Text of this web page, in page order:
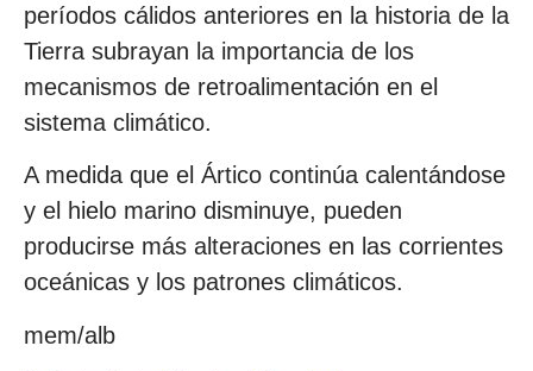
períodos cálidos anteriores en la historia de la
Tierra subrayan la importancia de los
mecanismos de retroalimentación en el
sistema climático.
A medida que el Ártico continúa calentándose
y el hielo marino disminuye, pueden
producirse más alteraciones en las corrientes
oceánicas y los patrones climáticos.
mem/alb